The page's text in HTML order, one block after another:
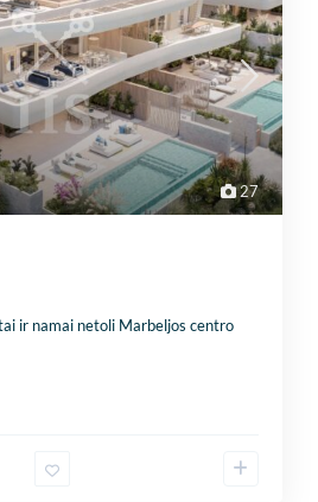
27
ir namai netoli Marbeljos centro